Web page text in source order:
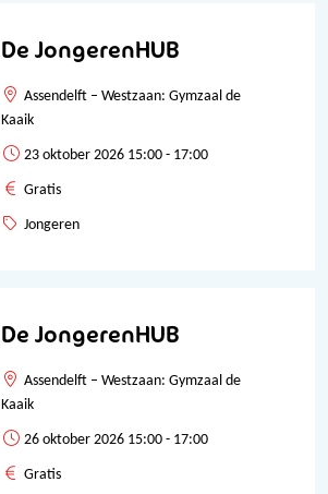
De JongerenHUB
Assendelft – Westzaan: Gymzaal de
Kaaik
23 oktober 2026 15:00 - 17:00
Gratis
Jongeren
De JongerenHUB
Assendelft – Westzaan: Gymzaal de
Kaaik
26 oktober 2026 15:00 - 17:00
Gratis